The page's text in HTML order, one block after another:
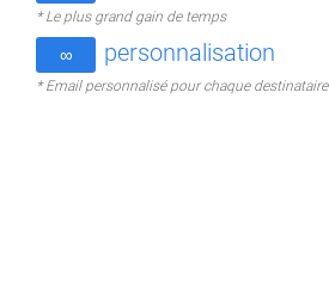
* Le plus grand gain de temps
∞ personnalisation
* Email personnalisé pour chaque destinataire